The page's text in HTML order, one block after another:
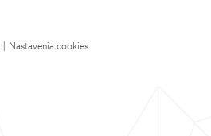
Nastavenia cookies